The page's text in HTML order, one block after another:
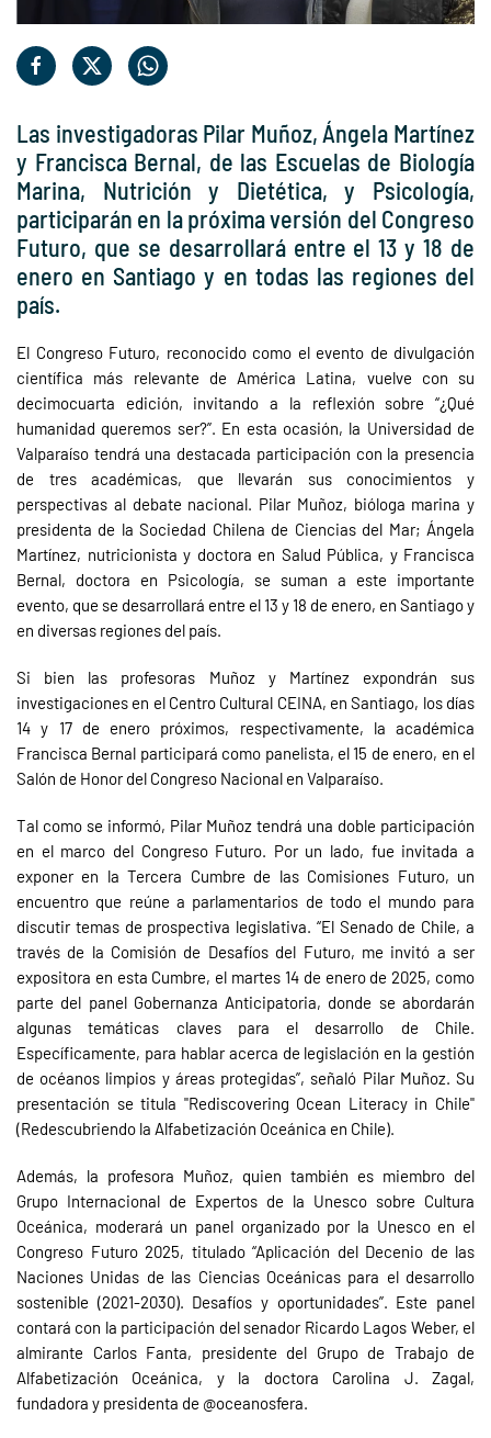
Las investigadoras Pilar Muñoz, Ángela Martínez
y Francisca Bernal, de las Escuelas de Biología
Marina, Nutrición y Dietética, y Psicología,
participarán en la próxima versión del Congreso
Futuro, que se desarrollará entre el 13 y 18 de
enero en Santiago y en todas las regiones del
país.
El Congreso Futuro, reconocido como el evento de divulgación
científica más relevante de América Latina, vuelve con su
decimocuarta edición, invitando a la reflexión sobre “¿Qué
humanidad queremos ser?”. En esta ocasión, la Universidad de
Valparaíso tendrá una destacada participación con la presencia
de tres académicas, que llevarán sus conocimientos y
perspectivas al debate nacional. Pilar Muñoz, bióloga marina y
presidenta de la Sociedad Chilena de Ciencias del Mar; Ángela
Martínez, nutricionista y doctora en Salud Pública, y Francisca
Bernal, doctora en Psicología, se suman a este importante
evento, que se desarrollará entre el 13 y 18 de enero, en Santiago y
en diversas regiones del país.
Si bien las profesoras Muñoz y Martínez expondrán sus
investigaciones en el Centro Cultural CEINA, en Santiago, los días
14 y 17 de enero próximos, respectivamente, la académica
Francisca Bernal participará como panelista, el 15 de enero, en el
Salón de Honor del Congreso Nacional en Valparaíso.
Tal como se informó, Pilar Muñoz tendrá una doble participación
en el marco del Congreso Futuro. Por un lado, fue invitada a
exponer en la Tercera Cumbre de las Comisiones Futuro, un
encuentro que reúne a parlamentarios de todo el mundo para
discutir temas de prospectiva legislativa. “El Senado de Chile, a
través de la Comisión de Desafíos del Futuro, me invitó a ser
expositora en esta Cumbre, el martes 14 de enero de 2025, como
parte del panel Gobernanza Anticipatoria, donde se abordarán
algunas temáticas claves para el desarrollo de Chile.
Específicamente, para hablar acerca de legislación en la gestión
de océanos limpios y áreas protegidas”, señaló Pilar Muñoz. Su
presentación se titula "Rediscovering Ocean Literacy in Chile"
(Redescubriendo la Alfabetización Oceánica en Chile).
Además, la profesora Muñoz, quien también es miembro del
Grupo Internacional de Expertos de la Unesco sobre Cultura
Oceánica, moderará un panel organizado por la Unesco en el
Congreso Futuro 2025, titulado “Aplicación del Decenio de las
Naciones Unidas de las Ciencias Oceánicas para el desarrollo
sostenible (2021-2030). Desafíos y oportunidades”. Este panel
contará con la participación del senador Ricardo Lagos Weber, el
almirante Carlos Fanta, presidente del Grupo de Trabajo de
Alfabetización Oceánica, y la doctora Carolina J. Zagal,
fundadora y presidenta de @oceanosfera.